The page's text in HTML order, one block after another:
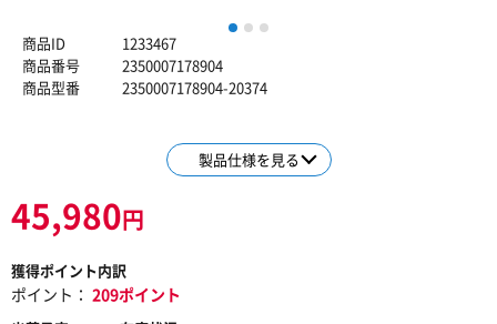
1 2
商品ID
1233467
商品番号
2350007178904
商品型番
2350007178904-20374
製品仕様を見る
45,980円
獲得ポイント内訳
ポイント： 209ポイント